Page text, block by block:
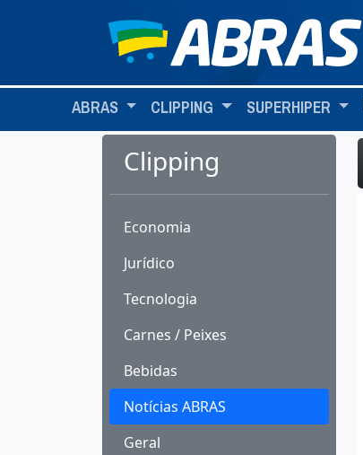
ABRAS CLIPPING SUPERHIPER
Clipping
Economia
Jurídico
Tecnologia
Carnes / Peixes
Bebidas
Notícias ABRAS
Geral